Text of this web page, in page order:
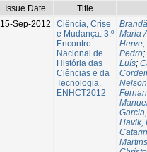
Issue Date
Title
15-Sep-2012
Ciência, Crise
e Mudança. 3.º
Encontro
Nacional de
História das
Ciências e da
Tecnologia.
ENHCT2012
Maria
Herve,
Pedro;
Luís;
Havik,